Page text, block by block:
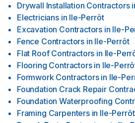
Drywall Installation Contractors
Electricians in Ile-Perrôt
Excavation Contractors in Ile-
Fence Contractors in Ile-Perrôt
Flat Roof Contractors in Ile-
Flooring Contractors in Ile-
Formwork Contractors in Ile-
Foundation Crack Repair
Foundation Waterproofing
Framing Carpenters in Ile-Perrôt